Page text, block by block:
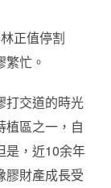
正值停割
忙。
打交道的時光
植區之一，自
是，近10余年
膠財產成長受